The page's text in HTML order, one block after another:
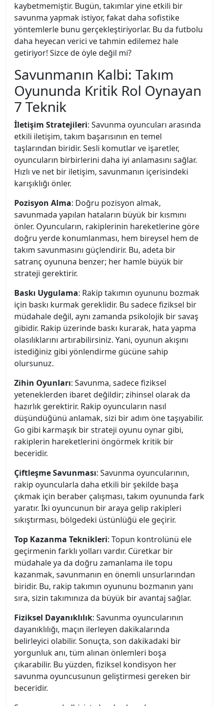
kaybetmemiştir. Bugün, takımlar yine etkili bir
savunma yapmak istiyor, fakat daha sofistike
yöntemlerle bunu gerçekleştiriyorlar. Bu da futbolu
daha heyecan verici ve tahmin edilemez hale
getiriyor! Sizce de öyle değil mi?
Savunmanın Kalbi: Takım
Oyununda Kritik Rol Oynayan
7 Teknik
İletişim Stratejileri: Savunma oyuncuları arasında
etkili iletişim, takım başarısının en temel
taşlarından biridir. Sesli komutlar ve işaretler,
oyuncuların birbirlerini daha iyi anlamasını sağlar.
Hızlı ve net bir iletişim, savunmanın içerisindeki
karışıklığı önler.
Pozisyon Alma: Doğru pozisyon almak,
savunmada yapılan hataların büyük bir kısmını
önler. Oyuncuların, rakiplerinin hareketlerine göre
doğru yerde konumlanması, hem bireysel hem de
takım savunmasını güçlendirir. Bu, adeta bir
satranç oyununa benzer; her hamle büyük bir
strateji gerektirir.
Baskı Uygulama: Rakip takımın oyununu bozmak
için baskı kurmak gereklidir. Bu sadece fiziksel bir
müdahale değil, aynı zamanda psikolojik bir savaş
gibidir. Rakip üzerinde baskı kurarak, hata yapma
olasılıklarını artırabilirsiniz. Yani, oyunun akışını
istediğiniz gibi yönlendirme gücüne sahip
olursunuz.
Zihin Oyunları: Savunma, sadece fiziksel
yeteneklerden ibaret değildir; zihinsel olarak da
hazırlık gerektirir. Rakip oyuncuların nasıl
düşündüğünü anlamak, sizi bir adım öne taşıyabilir.
Go gibi karmaşık bir strateji oyunu oynar gibi,
rakiplerin hareketlerini öngörmek kritik bir
beceridir.
Çiftleşme Savunması: Savunma oyuncularının,
rakip oyuncularla daha etkili bir şekilde başa
çıkmak için beraber çalışması, takım oyununda fark
yaratır. İki oyuncunun bir araya gelip rakipleri
sıkıştırması, bölgedeki üstünlüğü ele geçirir.
Top Kazanma Teknikleri: Topun kontrolünü ele
geçirmenin farklı yolları vardır. Cüretkar bir
müdahale ya da doğru zamanlama ile topu
kazanmak, savunmanın en önemli unsurlarından
biridir. Bu, rakip takımın oyununu bozmanın yanı
sıra, sizin takımınıza da büyük bir avantaj sağlar.
Fiziksel Dayanıklılık: Savunma oyuncularının
dayanıklılığı, maçın ilerleyen dakikalarında
belirleyici olabilir. Sonuçta, son dakikadaki bir
yorgunluk anı, tüm alınan önlemleri boşa
çıkarabilir. Bu yüzden, fiziksel kondisyon her
savunma oyuncusunun geliştirmesi gereken bir
beceridir.